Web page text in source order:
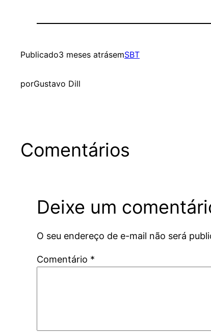
Publicado3 meses atrásemSBT
porGustavo Dill
Comentários
Deixe um
O seu endereço de e-mail não será
Comentário *